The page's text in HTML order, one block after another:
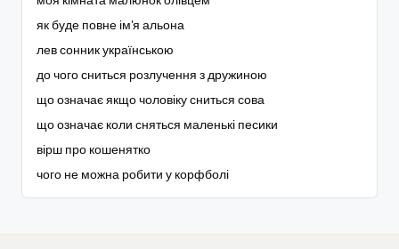
як буде повне ім'я альона
лев сонник українською
до чого сниться розлучення з дружиною
що означає якщо чоловіку сниться сова
що означає коли сняться маленькі песики
вірш про кошенятко
чого не можна робити у корфболі